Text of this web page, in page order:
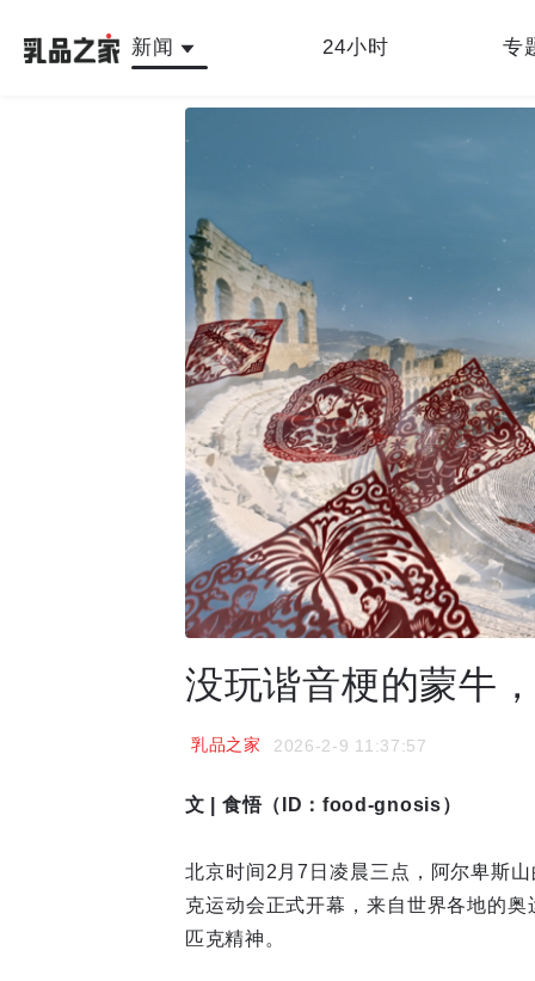
新闻
公司新闻 行业新闻 产
24小时 专
没玩谐音梗的蒙牛
乳品之家 2026-2-9 11:37:57
文 | 食悟（ID：food-gnosis）
北京时间2月7日凌晨三点，阿尔卑斯
克运动会正式开幕，来自世界各地的
匹克精神。